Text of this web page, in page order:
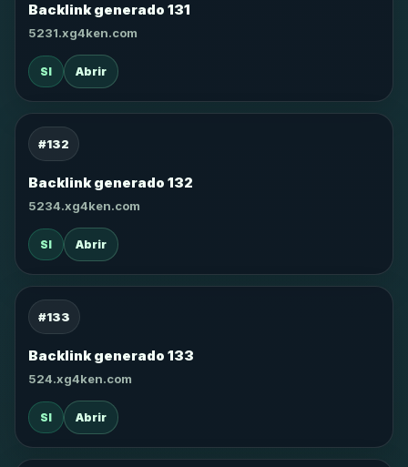
Backlink generado 131
5231.xg4ken.com
SI Abrir
#132
Backlink generado 132
5234.xg4ken.com
SI Abrir
#133
Backlink generado 133
524.xg4ken.com
SI Abrir